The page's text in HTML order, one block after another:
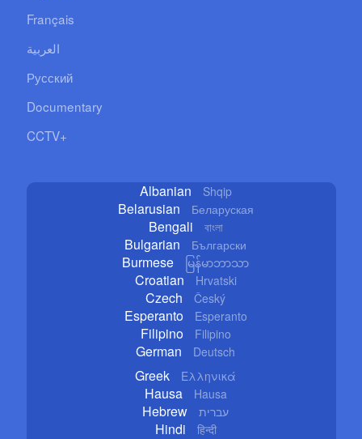
Français
العربية
Русский
Documentary
CCTV+
Albanian Shqip
Belarusian Беларуская
Bengali বাংলা
Bulgarian Български
Burmese မြန်မာဘာသာ
Croatian Hrvatski
Czech Český
Esperanto Esperanto
Filipino Filipino
German Deutsch
Greek Ελληνικά
Hausa Hausa
Hebrew עברית
Hindi हिन्दी